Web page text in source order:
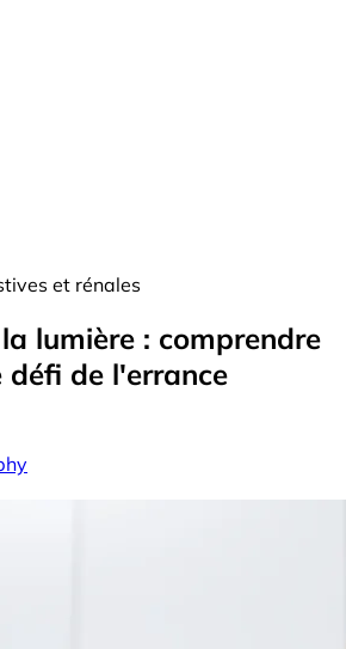
et rénales
lumière : comprendre
défi de l'errance